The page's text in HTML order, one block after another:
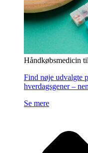
Håndkøbsmedicin
Find nøje udvalgte
hverdagsgener –
Se mere